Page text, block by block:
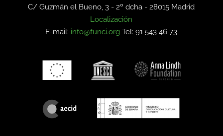
C/ Guzmán el Bueno, 3 - 2º dcha -28015 Madrid
Localización
E-mail: info@funci.org Tel: 91 543 46 73